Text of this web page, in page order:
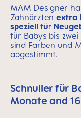
MAM Designer
Zahnärzten extra
speziell für
für Babys bis
sind Farben und
abgestimmt.
Schnuller für
Monate and